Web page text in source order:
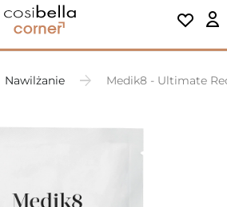
Nawilżanie Medik8 - Ultimate